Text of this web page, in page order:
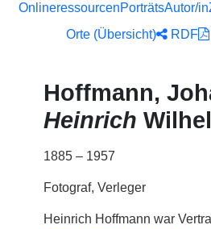
OnlineressourcenPorträtsAutor/in
Orte (Übersicht)
RDF
Hoffmann,
Heinrich
1885 – 1957
Fotograf, Verleger
Heinrich Hoffmann war